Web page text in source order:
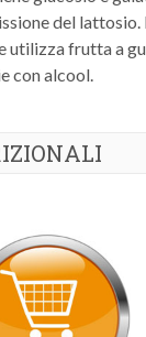
del
utilizza frutta a
con alcool.
cui saturi 5,4 g
g di cui zuccheri